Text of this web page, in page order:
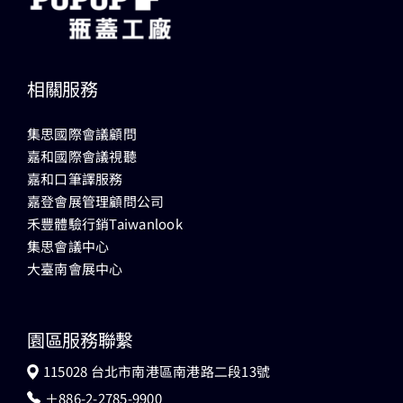
相關服務
集思國際會議顧問
嘉和國際會議視聽
嘉和口筆譯服務
嘉登會展管理顧問公司
禾豐體驗行銷Taiwanlook
集思會議中心
大臺南會展中心
園區服務聯繫
115028 台北市南港區南港路二段13號
＋886-2-2785-9900